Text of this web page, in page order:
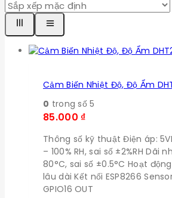
Cảm Biến Nhiệt Độ, Độ Ẩm
0 trong số 5
85.000 ₫
Thông số kỹ thuật Điện áp:
– 100% RH, sai số ±2%RH Dãi
80°C, sai số ±0.5°C Hoạt
lâu dài Kết nối ESP8266
GPIO16 OUT